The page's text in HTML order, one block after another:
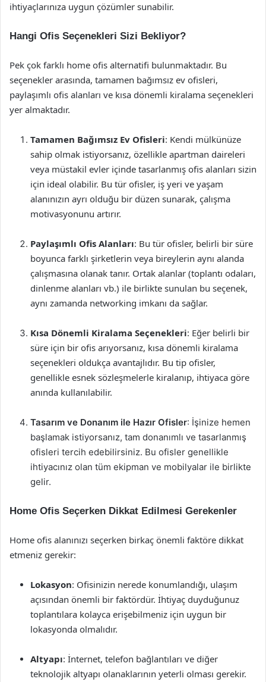
ihtiyaçlarınıza uygun çözümler sunabilir.
Hangi Ofis Seçenekleri Sizi Bekliyor?
Pek çok farklı home ofis alternatifi bulunmaktadır. Bu
seçenekler arasında, tamamen bağımsız ev ofisleri,
paylaşımlı ofis alanları ve kısa dönemli kiralama seçenekleri
yer almaktadır.
Tamamen Bağımsız Ev Ofisleri: Kendi mülkünüze
sahip olmak istiyorsanız, özellikle apartman daireleri
veya müstakil evler içinde tasarlanmış ofis alanları sizin
için ideal olabilir. Bu tür ofisler, iş yeri ve yaşam
alanınızın ayrı olduğu bir düzen sunarak, çalışma
motivasyonunu artırır.
Paylaşımlı Ofis Alanları: Bu tür ofisler, belirli bir süre
boyunca farklı şirketlerin veya bireylerin aynı alanda
çalışmasına olanak tanır. Ortak alanlar (toplantı odaları,
dinlenme alanları vb.) ile birlikte sunulan bu seçenek,
aynı zamanda networking imkanı da sağlar.
Kısa Dönemli Kiralama Seçenekleri: Eğer belirli bir
süre için bir ofis arıyorsanız, kısa dönemli kiralama
seçenekleri oldukça avantajlıdır. Bu tip ofisler,
genellikle esnek sözleşmelerle kiralanıp, ihtiyaca göre
anında kullanılabilir.
Tasarım ve Donanım ile Hazır Ofisler: İşinize hemen
başlamak istiyorsanız, tam donanımlı ve tasarlanmış
ofisleri tercih edebilirsiniz. Bu ofisler genellikle
ihtiyacınız olan tüm ekipman ve mobilyalar ile birlikte
gelir.
Home Ofis Seçerken Dikkat Edilmesi Gerekenler
Home ofis alanınızı seçerken birkaç önemli faktöre dikkat
etmeniz gerekir:
Lokasyon: Ofisinizin nerede konumlandığı, ulaşım
açısından önemli bir faktördür. İhtiyaç duyduğunuz
toplantılara kolayca erişebilmeniz için uygun bir
lokasyonda olmalıdır.
Altyapı: İnternet, telefon bağlantıları ve diğer
teknolojik altyapı olanaklarının yeterli olması gerekir.